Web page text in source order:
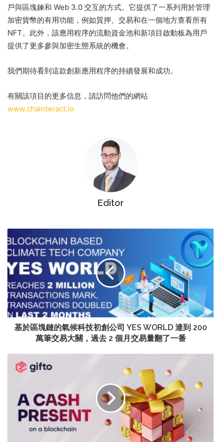
戶與區塊鍊和 Web 3.0 交互的方式。 它提供了一系列用於管理
加密貨幣的有用功能，例如質押、交易和在一個地方查看所有
NFT。 此外，該應用程序的流動資金池和新項目啟動板為用戶
提供了更多參與加密生態系統的機會。
我們期待看到這款創新應用程序的持續發展和成功。
有關該項目的更多信息，請訪問他們的網站
www.chainteract.io
Editor
基於區塊鏈的氣候科技初創公司 YES WORLD 達到 200
萬筆交易大關，過去 2 個月交易量翻了一番